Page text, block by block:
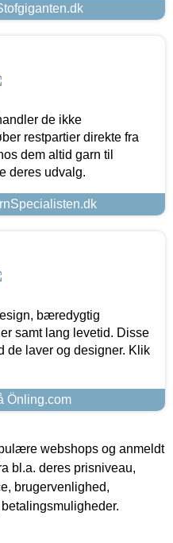
de ikke
restpartier direkte fra
dem altid garn til
deres udvalg.
bæredygtig
samt lang levetid. Disse
de laver og designer. Klik
Önling.com
webshops og anmeldt
bl.a. deres prisniveau,
brugervenlighed,